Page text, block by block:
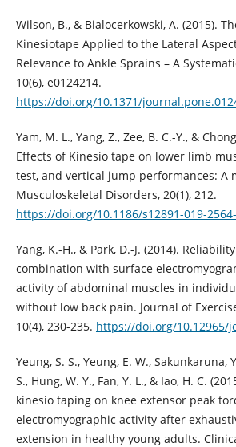
Wilson, B., & Bialocerkowski, A. (2015).
Kinesiotape Applied to the Lateral
Relevance to Ankle Sprains – A
10(6), e0124214.
https://doi.org/10.1371/
Yam, M. L., Yang, Z., Zee, B. C.-Y., &
Effects of Kinesio tape on lower limb
test, and vertical jump performances: A
Musculoskeletal Disorders, 20(1), 212.
https://doi.org/10.1186/s12891-019-
Yang, K.-H., & Park, D.-J. (2014).
combination with surface
activity of abdominal muscles in
without low back pain. Journal of
10(4), 230-235. https://doi.org/10.12965/
Yeung, S. S., Yeung, E. W., Sakunkaruna,
S., Hung, W. Y., Fan, Y. L., & Iao, H. C.
kinesio taping on knee extensor peak
electromyographic activity after
extension in healthy young adults.